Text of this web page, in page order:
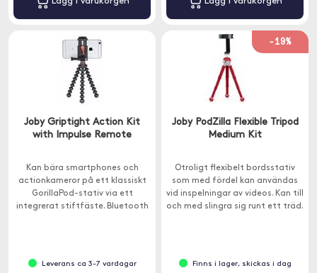
Joby Griptight Action Kit
with Impulse Remote
Kan bära smartphones och
actionkameror på ett klassiskt
GorillaPod-stativ via ett
integrerat stiftfäste. Bluetooth
Leverans ca 3-7 vardagar
-19%
Joby PodZilla Flexible Tripod
Medium Kit
Otroligt flexibelt bordsstativ
som med fördel kan användas
vid inspelningar av videos. Kan till
och med slingra sig runt ett träd.
Finns i lager, skickas i dag